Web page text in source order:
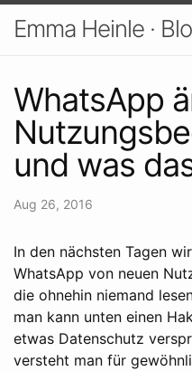
Emma Heinle ·
WhatsApp
und was
Aug 26, 2016
In den nächsten Tagen
WhatsApp von neuen
die ohnehin niemand
man kann unten einen
etwas Datenschutz
versteht man für